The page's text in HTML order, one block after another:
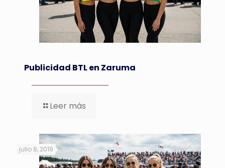
Publicidad BTL en Zaruma
Leer más
julio 8, 2019